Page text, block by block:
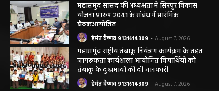
महासमुंद सांसद की अध्यक्षता में सिरपुर विकास
योजना प्रारूप 2041 के संबंध में प्रारंभिक
बैठकआयोजित
हेमंत वैष्णव 9131614309 - August 7, 2026
महासमुंद राष्ट्रीय तंबाकू नियंत्रण कार्यक्रम के तहत
जागरूकता कार्यशाला आयोजित विद्यार्थियों को
तंबाकू के दुष्प्रभावों की दी जानकारी
हेमंत वैष्णव 9131614309 - August 7, 2026